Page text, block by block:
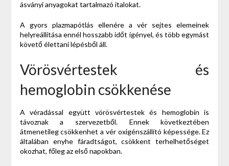
ásványi anyagokat tartalmazó italokat.
A gyors plazmapótlás ellenére a vér sejtes elemeinek
helyreállítása ennél hosszabb időt igényel, és több egymást
követő élettani lépésből áll.
Vörösvértestek és
hemoglobin csökkenése
A véradással együtt vörösvértestek és hemoglobin is
távoznak a szervezetből. Ennek következtében
átmenetileg csökkenhet a vér oxigénszállító képessége. Ez
általában enyhe fáradtságot, csökkent terhelhetőséget
okozhat, főleg az első napokban.